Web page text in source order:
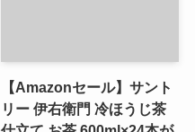
【Amazonセール】サント
リー 伊右衛門 冷ほうじ茶